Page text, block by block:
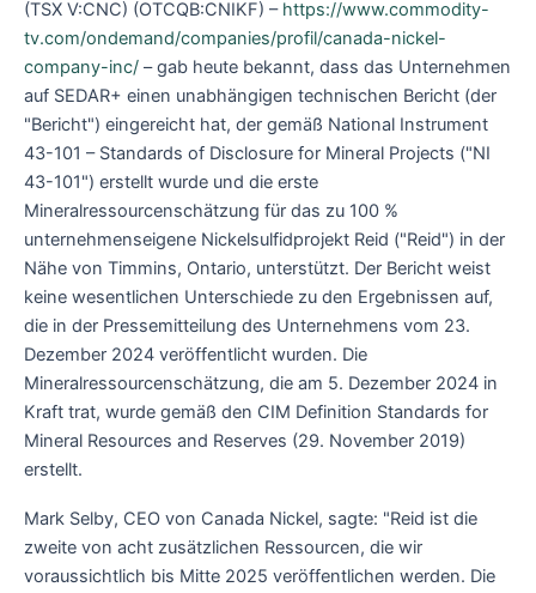
(TSX V:CNC) (OTCQB:CNIKF) – https://www.commodity-
tv.com/ondemand/companies/profil/canada-nickel-
company-inc/ – gab heute bekannt, dass das Unternehmen
auf SEDAR+ einen unabhängigen technischen Bericht (der
"Bericht") eingereicht hat, der gemäß National Instrument
43-101 – Standards of Disclosure for Mineral Projects ("NI
43-101") erstellt wurde und die erste
Mineralressourcenschätzung für das zu 100 %
unternehmenseigene Nickelsulfidprojekt Reid ("Reid") in der
Nähe von Timmins, Ontario, unterstützt. Der Bericht weist
keine wesentlichen Unterschiede zu den Ergebnissen auf,
die in der Pressemitteilung des Unternehmens vom 23.
Dezember 2024 veröffentlicht wurden. Die
Mineralressourcenschätzung, die am 5. Dezember 2024 in
Kraft trat, wurde gemäß den CIM Definition Standards for
Mineral Resources and Reserves (29. November 2019)
erstellt.
Mark Selby, CEO von Canada Nickel, sagte: "Reid ist die
zweite von acht zusätzlichen Ressourcen, die wir
voraussichtlich bis Mitte 2025 veröffentlichen werden. Die